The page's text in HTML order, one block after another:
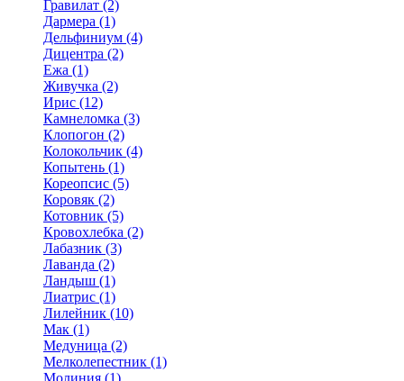
Гравилат (2)
Дармера (1)
Дельфиниум (4)
Дицентра (2)
Ежа (1)
Живучка (2)
Ирис (12)
Камнеломка (3)
Клопогон (2)
Колокольчик (4)
Копытень (1)
Кореопсис (5)
Коровяк (2)
Котовник (5)
Кровохлебка (2)
Лабазник (3)
Лаванда (2)
Ландыш (1)
Лиатрис (1)
Лилейник (10)
Мак (1)
Медуница (2)
Мелколепестник (1)
Молиния (1)